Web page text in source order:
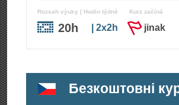
Rozsah výuky | Hodin týdně
20h | 2x2h
Kurz začíná
jinak
Безкоштовні